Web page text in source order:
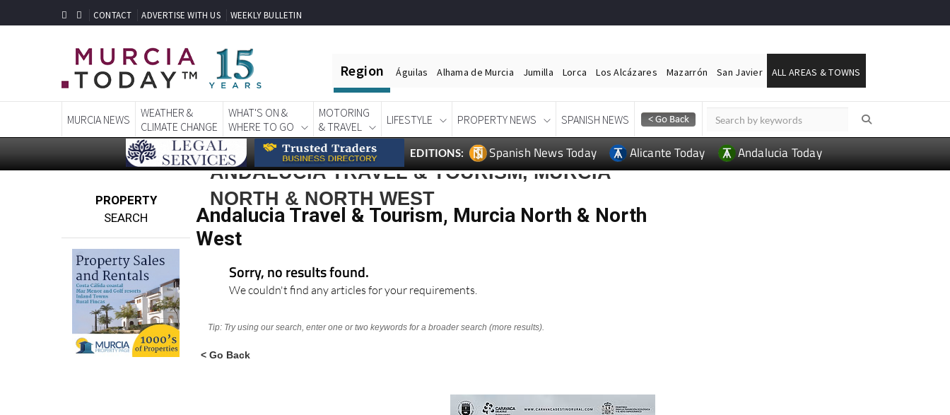
CONTACT ADVERTISE WITH US WEEKLY BULLETIN
Region Águilas Alhama de Murcia Jumilla Lorca Los Alcázares Mazarrón San Javier ALL AREAS & TOWNS
MURCIA NEWS
WEATHER &
CLIMATE CHANGE
WHAT'S ON &
WHERE TO GO
MOTORING
& TRAVEL
LIFESTYLE PROPERTY NEWS SPANISH NEWS
EDITIONS: Spanish News Today Alicante Today Andalucia Today
PROPERTY
SEARCH
ANDALUCIA TRAVEL & TOURISM, MURCIA
NORTH & NORTH WEST
Andalucia Travel & Tourism, Murcia North & North
West
Sorry, no results found.
We couldn't find any articles for your requirements.
Tip: Try using our search, enter one or two keywords for a broader search (more results).
< Go Back